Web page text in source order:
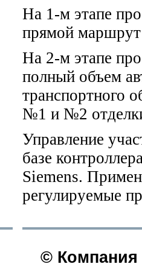
На 1-м этапе
прямой
На 2-м этапе
полный объем
транспортного
№1 и №2
Управление
базе
Siemens.
регулируемые
©